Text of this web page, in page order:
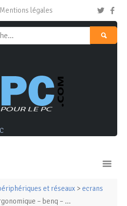
Mentions légales
& Tabletteset réseaux > ecrans
– benq – ...